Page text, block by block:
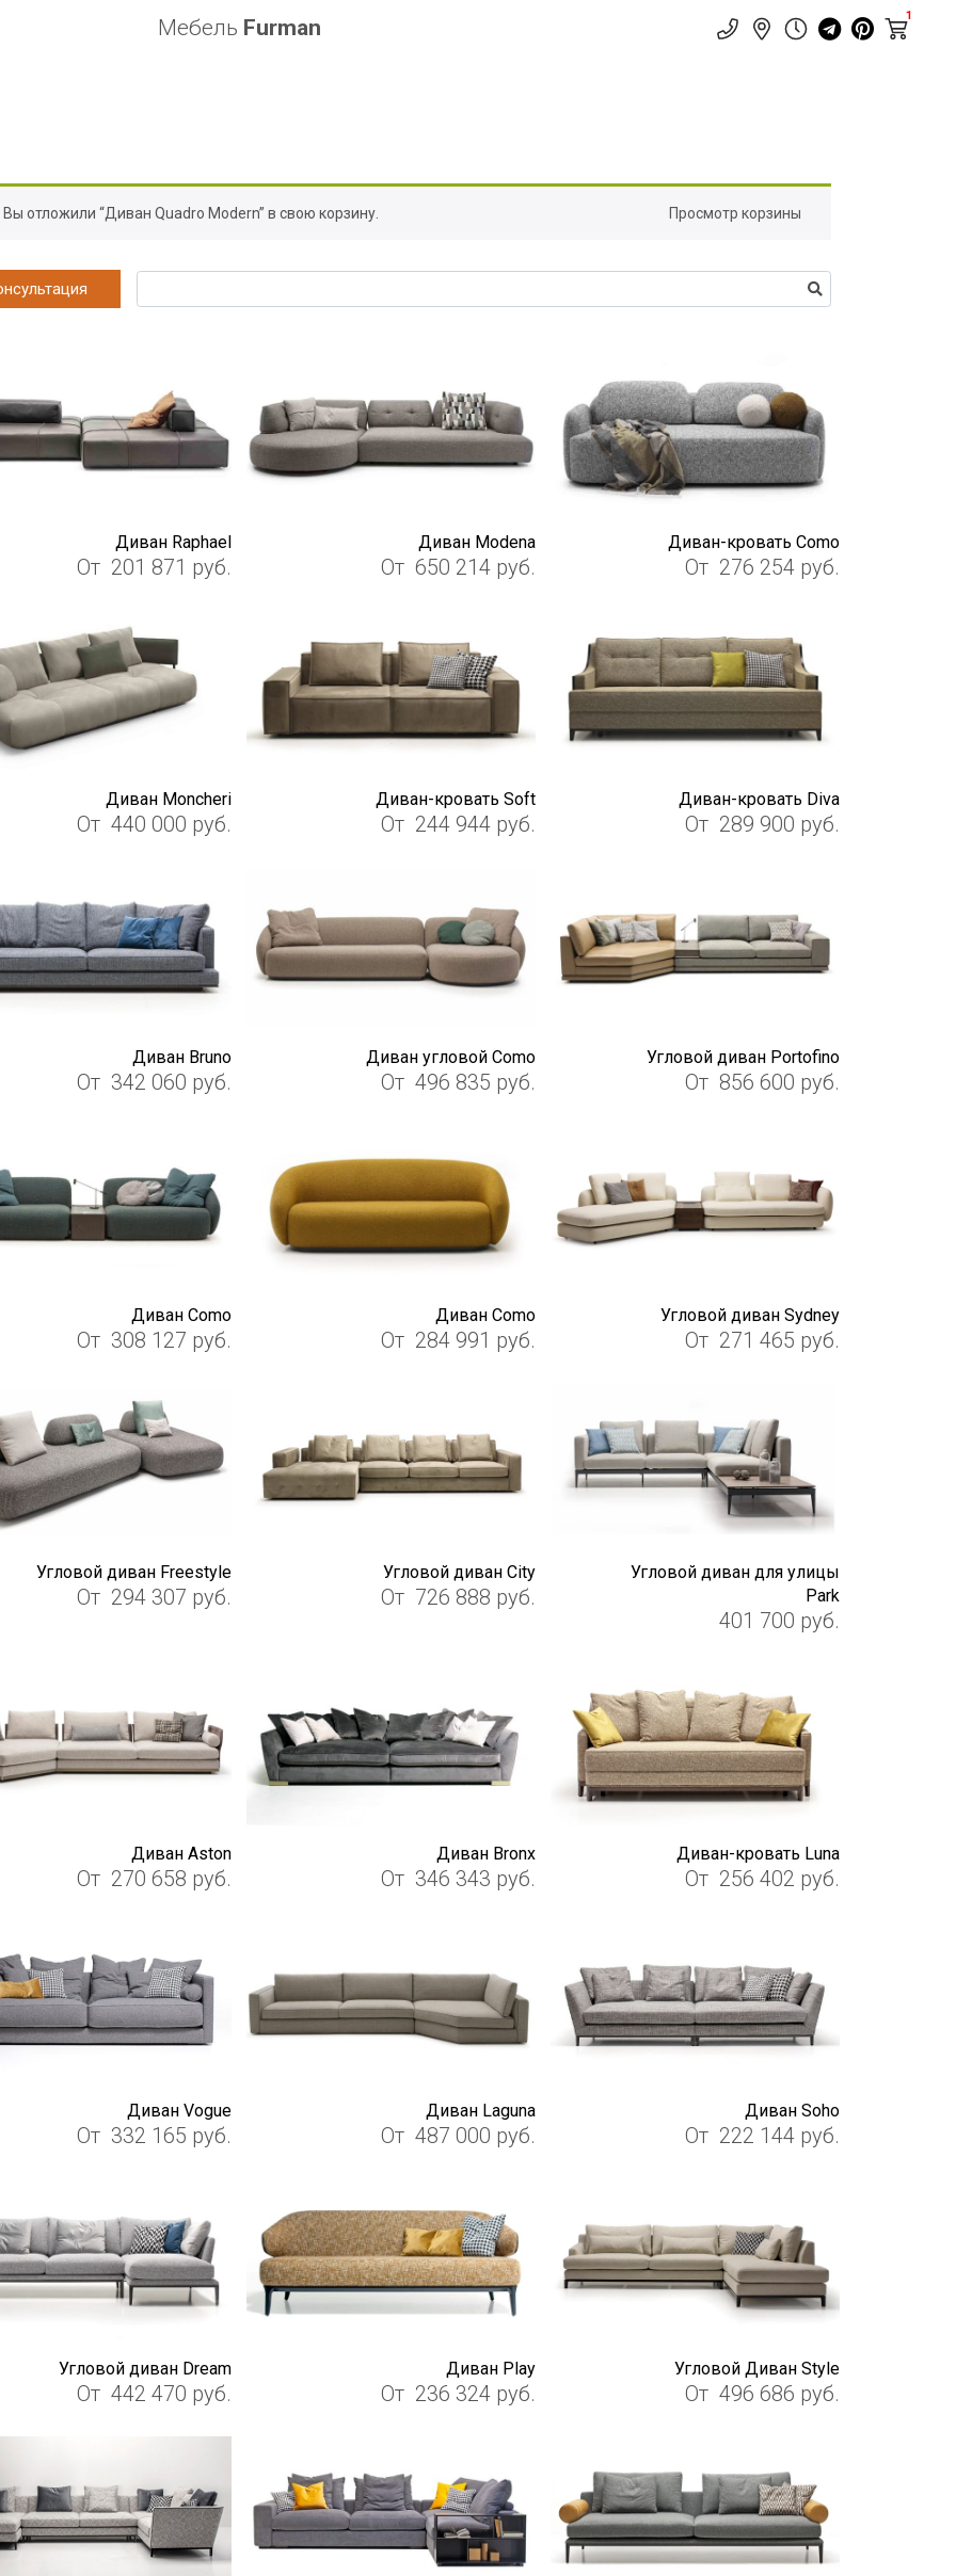
Мебель Furman 1
Вы отложили “Диван Quadro Modern” в свою корзину. Просмотр корзины
Диван Raphael
От 201 871 руб.
Диван Modena
От 650 214руб.
Диван-кровать Como
От 276 254руб.
Диван Moncheri
От 440 000 руб.
Диван-кровать Soft
От 244 944руб.
Диван-кровать Diva
От 289 900 руб.
Диван Bruno
От 342 060 руб.
Диван угловой Como
От 496 835 руб.
Угловой диван Portofino
От 856 600 руб.
Диван Como
От 308 127 руб.
Диван Como
От 284 991 руб.
Угловой диван Sydney
От 271 465 руб.
Угловой диван Freestyle
От 294 307 руб.
Угловой диван City
От 726 888 руб.
Угловой диван для улицы
Park
401 700 руб.
Диван Aston
От 270 658 руб.
Диван Bronx
От 346 343 руб.
Диван-кровать Luna
От 256 402 руб.
Диван Vogue
От 332 165 руб.
Диван Laguna
От 487 000 руб.
Диван Soho
От 222 144руб.
Угловой диван Dream
От 442 470 руб.
Диван Play
От 236 324руб.
Угловой Диван Style
От 496 686 руб.